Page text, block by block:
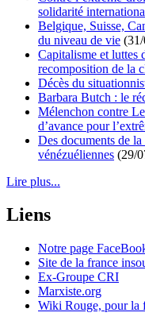
solidarité
Belgique, Suisse,
du niveau de vie
Capitalisme et luttes
recomposition de la
Décès du
Barbara Butch : le
Mélenchon contre
d’avance pour
Des documents de
vénézuéliennes (29/
Lire plus...
Liens
Notre page
Site de la france
Ex-Groupe CRI
Marxiste.org
Wiki Rouge, pour la